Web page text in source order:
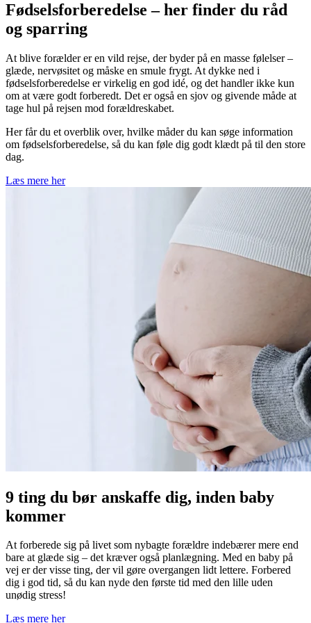
Fødselsforberedelse – her finder du råd
og sparring
At blive forælder er en vild rejse, der byder på en masse følelser –
glæde, nervøsitet og måske en smule frygt. At dykke ned i
fødselsforberedelse er virkelig en god idé, og det handler ikke kun
om at være godt forberedt. Det er også en sjov og givende måde at
tage hul på rejsen mod forældreskabet.
Her får du et overblik over, hvilke måder du kan søge information
om fødselsforberedelse, så du kan føle dig godt klædt på til den store
dag.
Læs mere her
9 ting du bør anskaffe dig, inden baby
kommer
At forberede sig på livet som nybagte forældre indebærer mere end
bare at glæde sig – det kræver også planlægning. Med en baby på
vej er der visse ting, der vil gøre overgangen lidt lettere. Forbered
dig i god tid, så du kan nyde den første tid med den lille uden
unødig stress!
Læs mere her